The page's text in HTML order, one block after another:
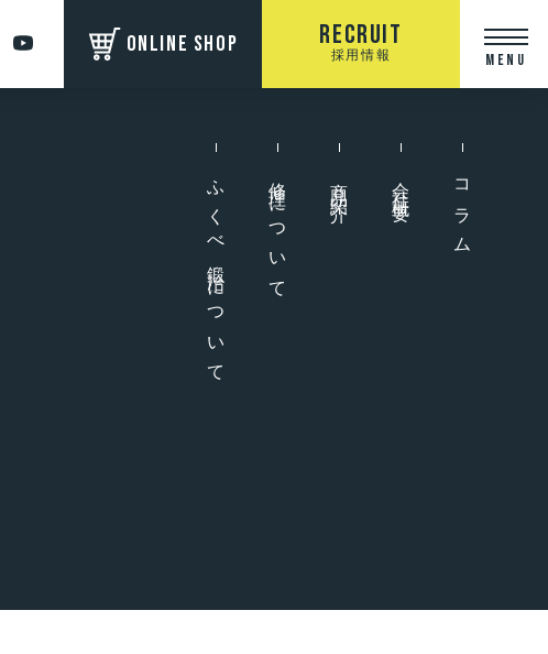
ONLINE SHOP Recruit
採用情報 MENU
ふくべ鍛冶について 修理について 商品紹介 会社概要 コラム